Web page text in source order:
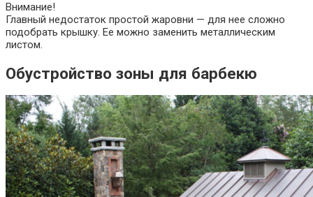
Внимание!
Главный недостаток простой жаровни — для нее сложно
подобрать крышку. Ее можно заменить металлическим
листом.
Обустройство зоны для барбекю